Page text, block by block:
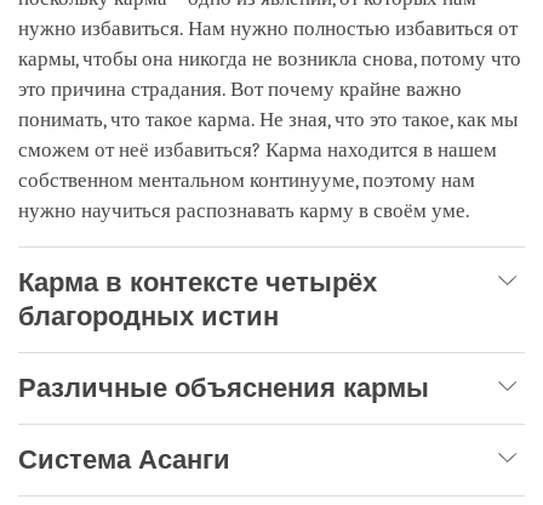
нужно избавиться. Нам нужно полностью избавиться от
кармы, чтобы она никогда не возникла снова, потому что
это причина страдания. Вот почему крайне важно
понимать, что такое карма. Не зная, что это такое, как мы
сможем от неё избавиться? Карма находится в нашем
собственном ментальном континууме, поэтому нам
нужно научиться распознавать карму в своём уме.
Карма в контексте четырёх
благородных истин
Различные объяснения кармы
Система Асанги